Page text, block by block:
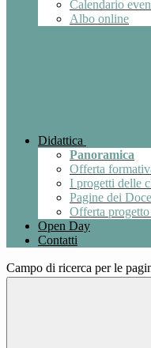
Calendario
Albo online
Didattica
Panoramica
Offerta
I progetti delle
Pagine dei
Offerta
Open Day
Contatti
Campo di ricerca per le